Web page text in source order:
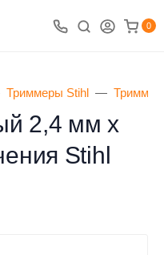
0
Триммеры Stihl
2,4 мм х
Stihl